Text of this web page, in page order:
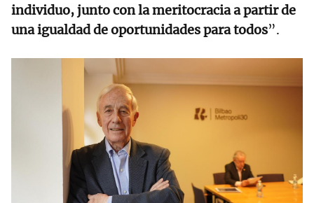
individuo, junto con la meritocracia a partir de
una igualdad de oportunidades para todos”.